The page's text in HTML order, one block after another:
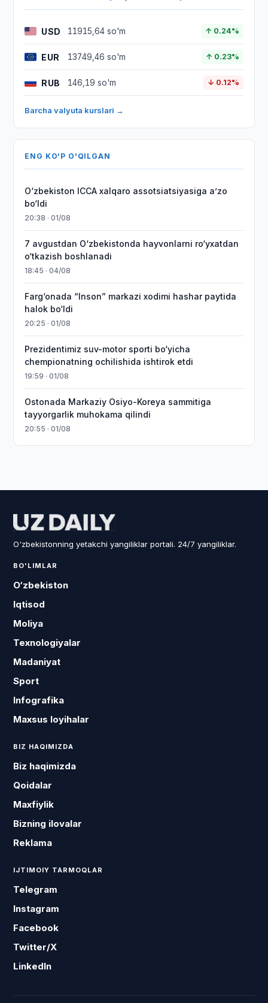
USD 11915,64 so'm ↑ 0.24%
EUR 13749,46 so'm ↑ 0.23%
RUB 146,19 so'm ↓ 0.12%
Barcha valyuta kurslari →
ENG KO'P O'QILGAN
O‘zbekiston ICCA xalqaro assotsiatsiyasiga aʼzo
bo‘ldi
20:38 · 01/08
7 avgustdan O‘zbekistonda hayvonlarni ro‘yxatdan
o‘tkazish boshlanadi
18:45 · 04/08
Farg‘onada “Inson” markazi xodimi hashar paytida
halok bo‘ldi
20:25 · 01/08
Prezidentimiz suv-motor sporti bo‘yicha
chempionatning ochilishida ishtirok etdi
19:59 · 01/08
Ostonada Markaziy Osiyo-Koreya sammitiga
tayyorgarlik muhokama qilindi
20:55 · 01/08
O'zbekistonning yetakchi yangiliklar portali. 24/7 yangiliklar.
BO'LIMLAR
O‘zbekiston
Iqtisod
Moliya
Texnologiyalar
Madaniyat
Sport
Infografika
Maxsus loyihalar
BIZ HAQIMIZDA
Biz haqimizda
Qoidalar
Maxfiylik
Bizning ilovalar
Reklama
IJTIMOIY TARMOQLAR
Telegram
Instagram
Facebook
Twitter/X
LinkedIn